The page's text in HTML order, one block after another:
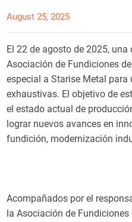
August 25, 2025
El 22 de agosto de 2025,
Asociación de Fundiciones
especial a Starise Metal
exhaustivas. El objetivo de
el estado actual de
lograr nuevos avances en
fundición, modernización
Acompañados por el
la Asociación de